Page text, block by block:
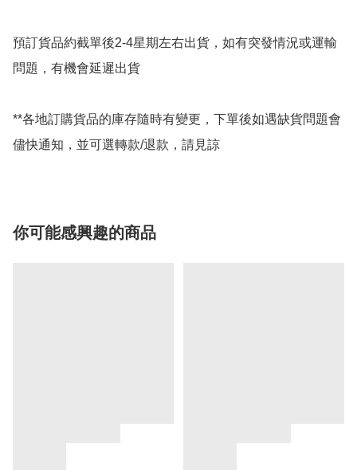
預訂貨品約截單後2-4星期左右出貨，如有突發情況或運輸
問題，有機會延遲出貨
**各地訂購貨品的庫存隨時有變更，下單後如遇缺貨問題會
儘快通知，並可選轉款/退款，請見諒
你可能感興趣的商品